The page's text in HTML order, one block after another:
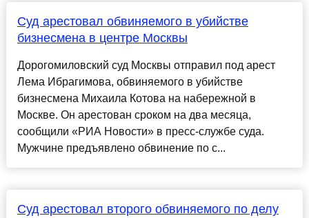
Суд арестовал обвиняемого в убийстве
бизнесмена в центре Москвы
Дорогомиловский суд Москвы отправил под арест
Лема Ибрагимова, обвиняемого в убийстве
бизнесмена Михаила Котова на набережной в
Москве. Он арестован сроком на два месяца,
сообщили «РИА Новости» в пресс-службе суда.
Мужчине предъявлено обвинение по с...
Суд арестовал второго обвиняемого по делу